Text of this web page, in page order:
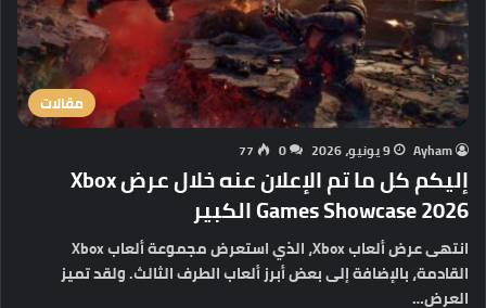
مقالات
Ayham 9 يونيو، 2026 0
77
إليكم كل ما تم الإعلان عنه خلال عرض Xbox
Games Showcase 2026 الكبير
انتهى عرض ألعاب Xbox، الذي استعرض مجموعة ألعاب Xbox
القادمة، بالإضافة إلى بعض أبرز ألعاب الطرف الثالث. ولقد تميز
العرض…